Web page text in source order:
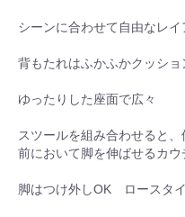
シーンに合わせて自由なレ
背もたれはふかふかクッショ
ゆったりした座面で広々
スツールを組み合わせると、
前において脚を伸ばせるカ
脚はつけ外しOK ロースタ